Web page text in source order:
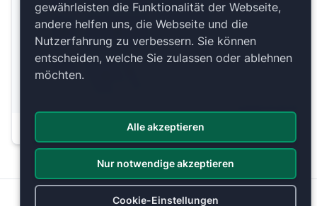
Plan anzeigen
Datenschutz
gewährleisten die Funktionalität der Webseite,
andere helfen uns, die Webseite und die
Nutzerfahrung zu verbessern. Sie können
entscheiden, welche Sie zulassen oder ablehnen
möchten.
Alle akzeptieren
Nur notwendige akzeptieren
Cookie-Einstellungen